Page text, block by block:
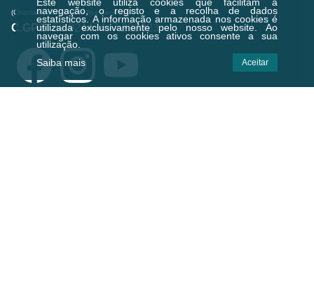
navegação, o registo e a recolha de dados
estatísticos.A informação armazenada nos cookies é
utilizada exclusivamente pelo nosso website. Ao
navegar com os cookies ativos consente a sua
utilização.
Saiba mais
Aceitar
(Chamada para a rede fixa nacional)
C.GPS:39.924474,-7.238823